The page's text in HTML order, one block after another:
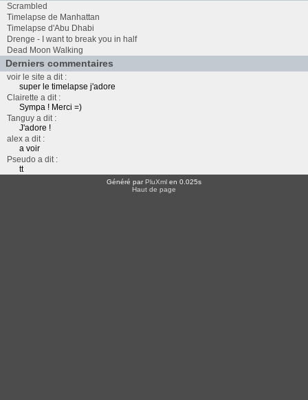
Scrambled
Timelapse de Manhattan
Timelapse d'Abu Dhabi
Drenge - I want to break you in half
Dead Moon Walking
Derniers commentaires
voir le site a dit :
super le timelapse j'adore
Clairette a dit :
Sympa ! Merci =)
Tanguy a dit :
J'adore !
alex a dit :
a voir
Pseudo a dit :
tt
Généré parPluXml en 0.025s
Haut de page